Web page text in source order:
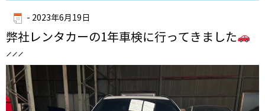
- 2023年6月19日
弊社レンタカーの1年車検に行ってきました
⸝⸝‪⸝